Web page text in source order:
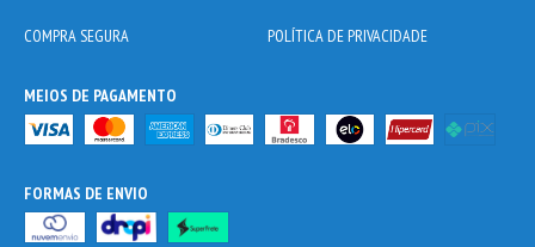
COMPRA SEGURA POLÍTICA DE PRIVACIDADE
MEIOS DE PAGAMENTO
FORMAS DE ENVIO